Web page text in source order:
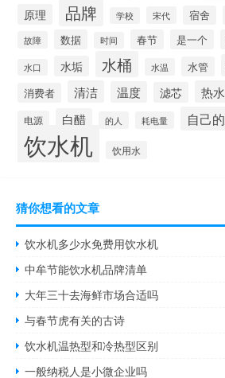
原理 品牌 学校 宋代 宿舍
故障 数据 时间 春节 是一个
水口 水垢 水桶 水温 水管
消费者
清洁 温度 滤芯 热水
电源 白醋 的人 耗电量 自己的
饮水机 饮用水
猜你想看的文章
饮水机多少水免费用饮水机
中牟节能饮水机品牌清单
大年三十去海鲜市场合适吗
与春节虎有关的古诗
饮水机温热型和冷热型区别
一般纳税人是小微企业吗